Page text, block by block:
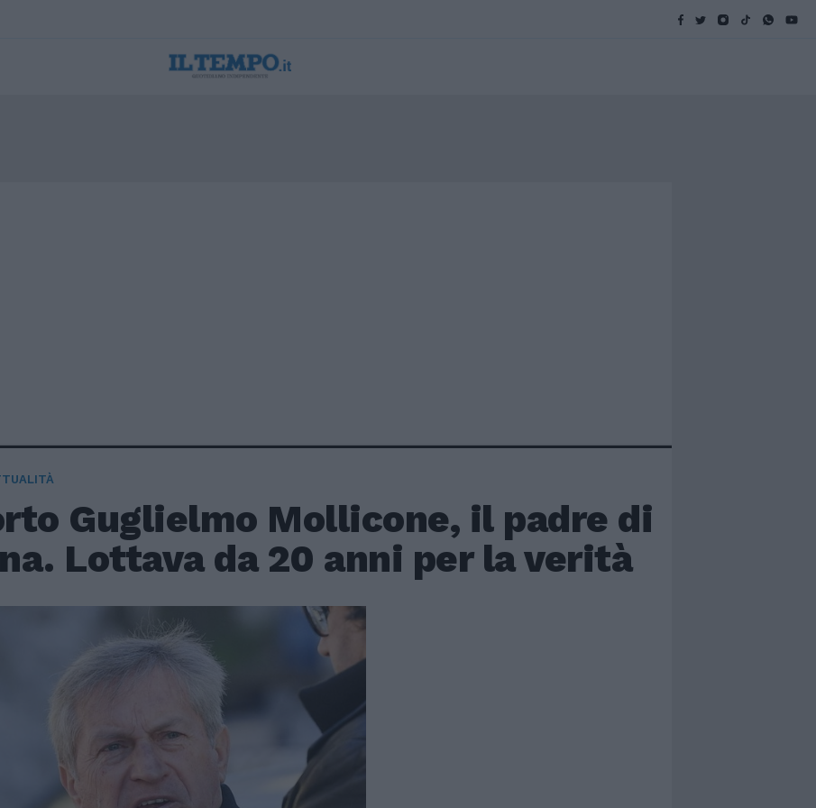
Guglielmo Mollicone, il padre di
Lottava da 20 anni per la verità